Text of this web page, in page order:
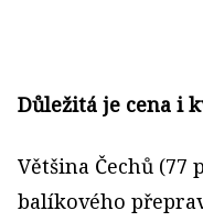
Důležitá je cena i
Většina Čechů
balíkového